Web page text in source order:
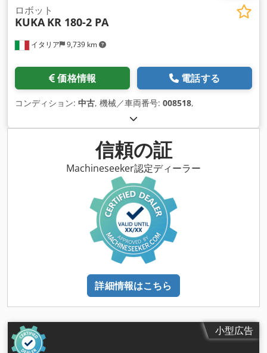
イタリア 9,739 km
ロボット
KUKA KR 180-2 PA
価格情報 電話する
コンディション: 中古, 機械／車両番号: 008518,
信頼の証
Machineseeker認定ディーラー
詳細情報はこちら
小型広告